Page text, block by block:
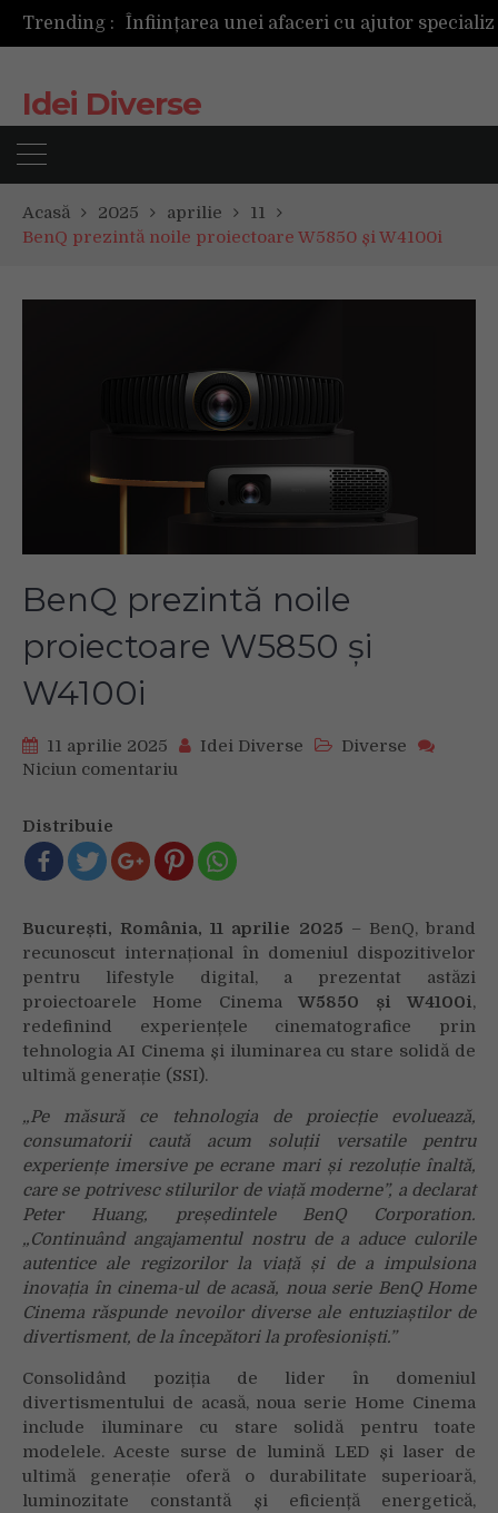
Trending :
Idei Diverse
Acasă 2025 aprilie
11
BenQ prezintă noile proiectoare W5850 și W4100i
BenQ prezintă noile
proiectoare W5850 și
W4100i
11 aprilie 2025 Idei Diverse
Diverse
Niciun comentariu
noile
proiectoare
W5850
W4100i
Distribuie
București, România, 11 aprilie 2025 – BenQ, brand
recunoscut internațional în domeniul dispozitivelor
pentru lifestyle digital, a prezentat astăzi
proiectoarele Home CinemaW5850 și W4100i,
redefinind experiențele cinematografice prin
tehnologia AI Cinema și iluminarea cu stare solidă de
ultimă generație (SSI).
„Pe măsură ce tehnologia de proiecție evoluează,
consumatorii caută acum soluții versatile pentru
experiențe imersive pe ecrane mari și rezoluție înaltă,
care se potrivesc stilurilor de viață moderne”, a declarat
Peter Huang, președintele BenQ Corporation.
„Continuând angajamentul nostru de a aduce culorile
autentice ale regizorilor la viață și de a impulsiona
inovația în cinema-ul de acasă, noua serie BenQ Home
Cinema răspunde nevoilor diverse ale entuziaștilor de
divertisment, de la începători la profesioniști.”
Consolidând poziția de lider în domeniul
divertismentului de acasă, noua serie Home Cinema
include iluminare cu stare solidă pentru toate
modelele. Aceste surse de lumină LED și laser de
ultimă generație oferă o durabilitate superioară,
luminozitate constantă și eficiență energetică,